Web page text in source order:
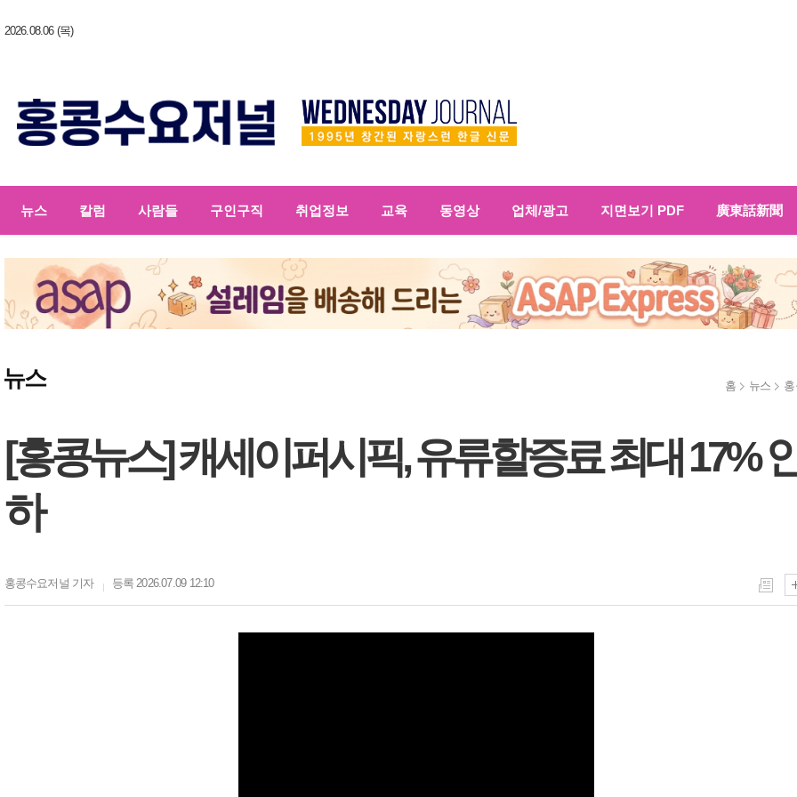
2026.08.06 (목)
뉴스 칼럼 사람들 구인구직 취업정보 교육 동영상 업체/광고 지면보기 PDF 廣東話新聞
뉴스 홈 뉴스
[홍콩뉴스] 캐세이퍼시픽, 유류할증료 최대 17%
하
홍콩수요저널 기자 등록 2026.07.09 12:10